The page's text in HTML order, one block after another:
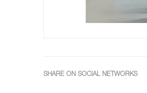
SHARE ON SOCIAL NETWORKS